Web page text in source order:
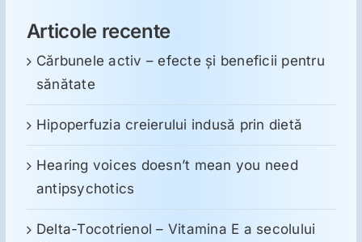
Articole recente
Cărbunele activ – efecte și beneficii pentru
sănătate
Hipoperfuzia creierului indusă prin dietă
Hearing voices doesn’t mean you need
antipsychotics
Delta-Tocotrienol – Vitamina E a secolului